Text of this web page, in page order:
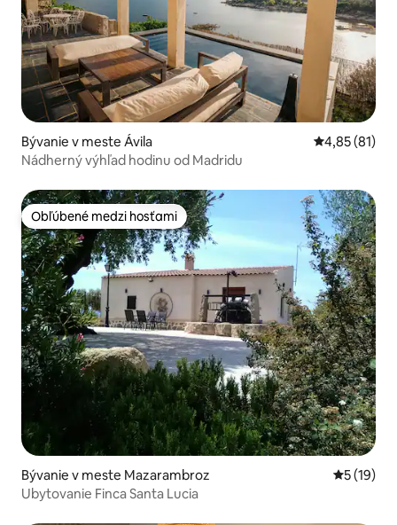
Bývanie v meste Ávila‎ Priemerné
4,85 (81)
Nádherný výhľad hodinu od Madridu
Obľúbené medzi hosťami
Obľúbené medzi hosťami
Bývanie v meste Mazarambroz
5 (19)
Ubytovanie Finca Santa Lucia